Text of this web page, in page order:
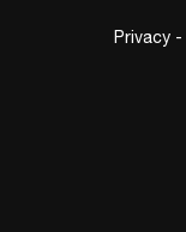
Privacy -